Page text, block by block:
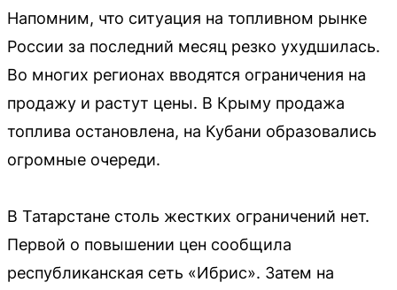
Напомним, что ситуация на топливном рынке
России за последний месяц резко ухудшилась.
Во многих регионах вводятся ограничения на
продажу и растут цены. В Крыму продажа
топлива остановлена, на Кубани образовались
огромные очереди.
В Татарстане столь жестких ограничений нет.
Первой о повышении цен сообщила
республиканская сеть «Ибрис». Затем на